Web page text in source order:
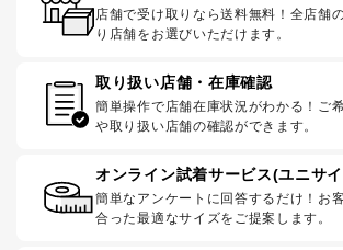
店舗で受け取りなら送料無料！全店舗
り店舗をお選びいただけます。
取り扱い店舗・在庫確認
簡単操作で店舗在庫状況がわかる！ご
や取り扱い店舗の確認ができます。
オンライン試着サービス(ユニサ
簡単なアンケートに回答するだけ！お
合った最適なサイズをご提案します。